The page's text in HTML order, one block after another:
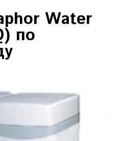
Water
по